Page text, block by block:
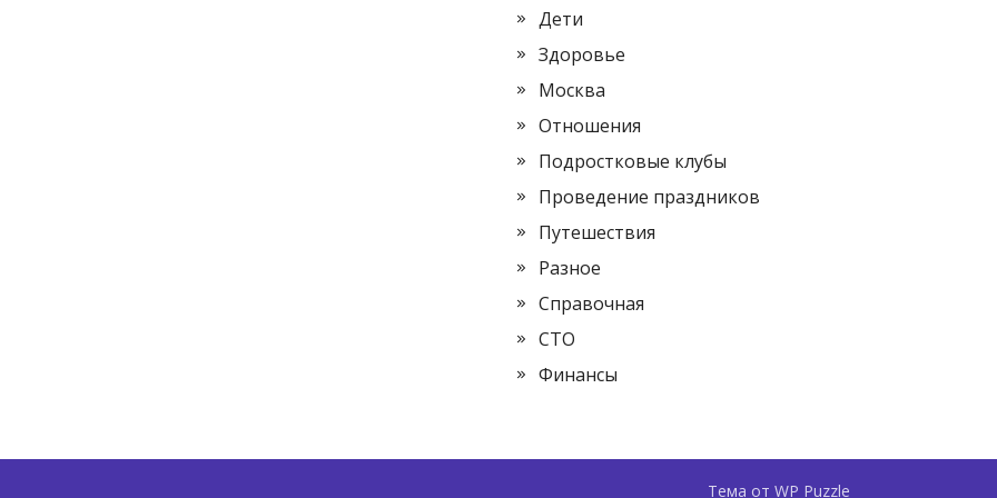
Дети
Здоровье
Москва
Отношения
Подростковые клубы
Проведение праздников
Путешествия
Разное
Справочная
СТО
Финансы
Тема от WP Puzzle